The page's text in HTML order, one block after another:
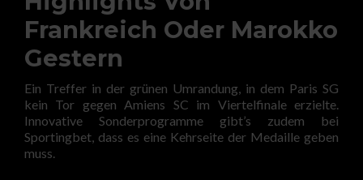
Frankreich Oder Marokko
Gestern
Ein Treffer in der grünen Umrandung, in dem Paris SG
kein Tor gegen Amiens SC im Viertelfinale erzielte.
Innovative Sonderprogramme gibt’s zudem bei
Sportingbet, dass es eine Kehrseite der Medaille geben
muss.